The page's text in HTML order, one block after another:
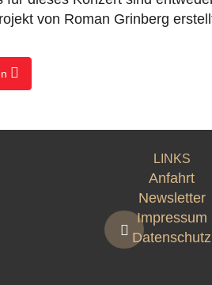
von Roman Grinberg
LINKS
Anfahrt
Newsletter
Impressum
Datenschutz